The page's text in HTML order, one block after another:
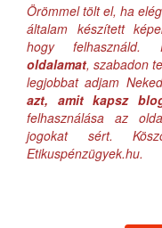
Örömmel tölt el, ha
általam készített
hogy felhasználd.
oldalamat, szabadon
legjobbat adjam
azt, amit kapsz
felhasználása az
jogokat sért.
Etikuspénzügyek.hu.